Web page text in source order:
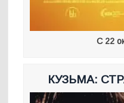
С 22
КУЗЬМА: